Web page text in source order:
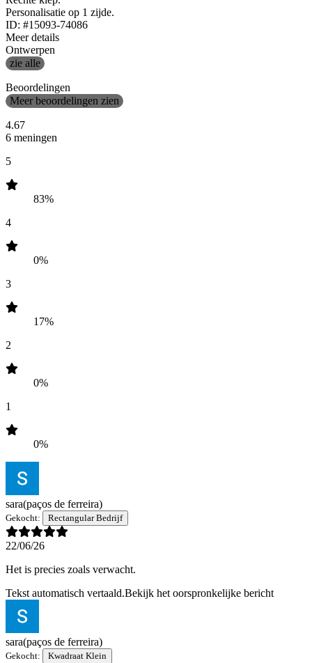
Personalisatie op 1 zijde.
ID: #15093-74086
Meer details
Ontwerpen
zie alle
Beoordelingen
Meer beoordelingen zien
4.67
6 meningen
5
83%
4
0%
3
17%
2
0%
1
0%
sara(paços de ferreira)
Gekocht: Rectangular Bedrijf
22/06/26
Het is precies zoals verwacht.
Tekst automatisch vertaald.Bekijk het oorspronkelijke bericht
sara(paços de ferreira)
Gekocht: Kwadraat Klein